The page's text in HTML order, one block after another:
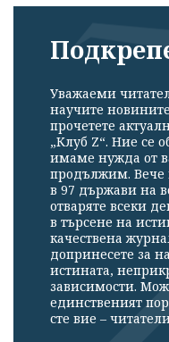
Уважаеми
научите
прочетете
„Клуб Z“. Ние се
имаме нужда от
продължим. Вече
в 97 държави на
отваряте всеки
в търсене на
качествена
допринесете за
истината,
зависимости.
единственият
сте вие –